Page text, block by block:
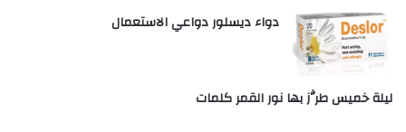
دواء ديسلور دواعي الاستعمال
ليلة خميس طرَّز بها نور القمر كلمات